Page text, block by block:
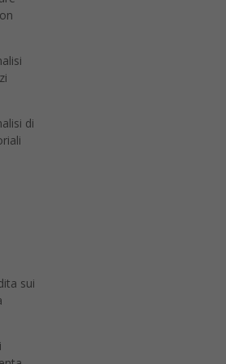
di
sui